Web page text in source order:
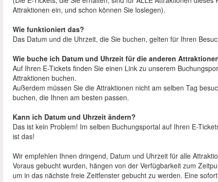
Attraktionen ein, und schon können Sie loslegen).
Wie funktioniert das?
Das Datum und die Uhrzeit, die Sie buchen, gelten für Ihren
Wie buche ich Datum und Uhrzeit für die anderen
Auf Ihren E-Tickets finden Sie einen Link zu unserem
Attraktionen buchen.
Außerdem müssen Sie die Attraktionen nicht am selben Tag
buchen, die Ihnen am besten passen.
Kann ich Datum und Uhrzeit ändern?
Das ist kein Problem! Im selben Buchungsportal auf Ihren E-
ist das!
Wir empfehlen Ihnen dringend, Datum und Uhrzeit für alle
Voraus gebucht wurden, hängen von der Verfügbarkeit zum
um in das nächste freie Zeitfenster gebucht zu werden. Eine